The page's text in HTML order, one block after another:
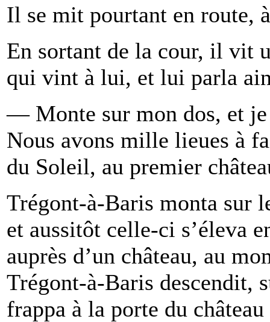
Il se mit pourtant en route,
En sortant de la cour, il vit
qui vint à lui, et lui parla
— Monte sur mon dos, et
Nous avons mille lieues à
du Soleil, au premier
Trégont-à-Baris monta sur
et aussitôt celle-ci s’éleva
auprès d’un château, au
Trégont-à-Baris descendit,
frappa à la porte du